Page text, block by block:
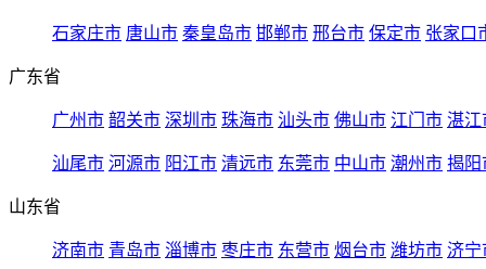
石家庄市 唐山市 秦皇岛市 邯郸市 邢台市 保定市 张家口
广东省
广州市 韶关市 深圳市 珠海市 汕头市 佛山市 江门市 湛江
汕尾市 河源市 阳江市 清远市 东莞市 中山市 潮州市 揭阳
山东省
济南市 青岛市 淄博市 枣庄市 东营市 烟台市 潍坊市 济宁